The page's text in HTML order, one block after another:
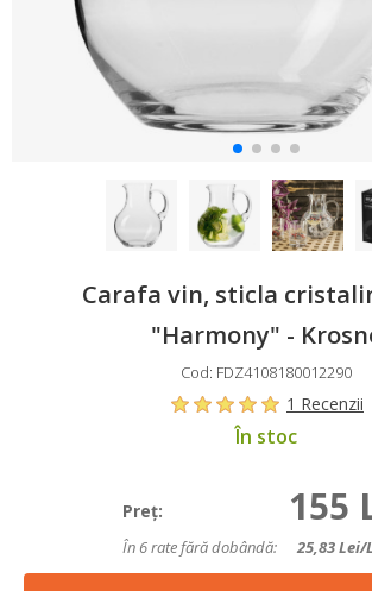
Carafa vin, sticla
"Harmony" -
Cod: FDZ4108180012290
1 Recenzii
În stoc
Preţ: 155
În 6 rate fără dobândă: 25,83Lei/